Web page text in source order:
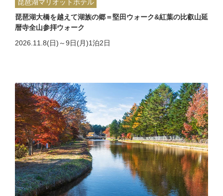
琵琶湖マリオットホテル
琵琶湖大橋を越えて湖族の郷＝堅田ウォーク&紅葉の比叡山延
暦寺全山参拝ウォーク
2026.11.8(日)～9日(月)1泊2日